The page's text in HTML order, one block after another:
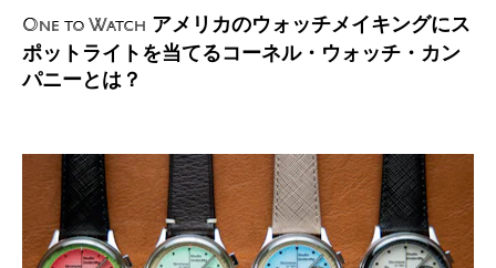
One to Watch アメリカのウォッチメイキングにス
ポットライトを当てるコーネル・ウォッチ・カン
パニーとは？
スタジオ・アンダードッグは、時計を再び楽しいものに
するために登場した